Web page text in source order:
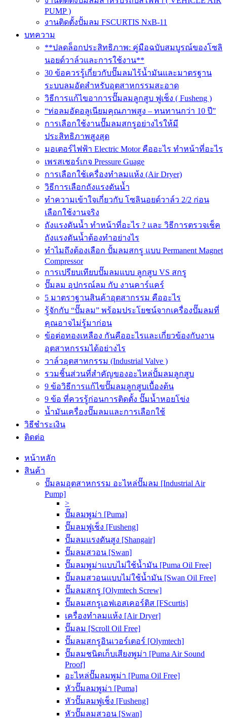
PUMP )
งานติดตั้งปั้มลม FSCURTIS NxB-11
บทความ
**ปลดล็อกประสิทธิภาพ: คู่มือฉบับสมบูรณ์ของโซลิ
นอยด์วาล์วและการใช้งาน**
30 ข้อควรรู้เกี่ยวกับปั๊มลมไร้น้ำมันและมาตรฐาน
ระบบลมอัดสำหรับอุตสาหกรรมสะอาด
วิธีการแก้ไขอาการปั๊มลมลูกสูบ ฟูเช็ง ( Fusheng )
“ท่อลมอัดอลูเนียมคุณภาพสูง – ทนทานกว่า 10 ปี”
การเลือกใช้งานปั๊มลมสกรูอย่างไรให้มี
ประสิทธิภาพสูงสุด
มอเตอร์ไฟฟ้า Electric Motor คืออะไร ทำหน้าที่อะไร
เพรสเชอร์เกจ Pressure Guage
การเลือกใช้เครื่องทำลมแห้ง (Air Dryer)
วิธีการเลือกถังแรงดันน้ำ
ทำความเข้าใจเกี่ยวกับ โซลินอยด์วาล์ว 2/2 ก่อน
เลือกใช้งานจริง
ถังแรงดันน้ำ ทำหน้าที่อะไร ? และ วิธีการตรวจเช็ค
ถังแรงดันน้ำต้องทำอย่างไร
ทำไมถึงต้องเลือก ปั้มลมสกรู แบบ Permanent Magnet
Compressor
การเปรียบเทียบปั๊มลมแบบ ลูกสูบ VS สกรู
ปั๊มลม อุปกรณ์ลม กับ งานคาร์แคร์
5 มาตราฐานสินค้าอุตสากรรม คืออะไร
รู้จักกับ “ปั๊มลม” พร้อมประโยชน์จากเครื่องปั๊มลมที่
คุณอาจไม่รู้มาก่อน
ข้อต่อทองเหลือง กันคืออะไรและเกี่ยวข้องกับงาน
อุตสาหกรรมได้อย่างไร
วาล์วอุตสาหกรรม (Industrial Valve )
รวมชิ้นส่วนที่สำคัญของอะไหล่ปั้มลมลูกสูบ
9 ข้อวิธีการแก้ไขปั๊มลมลูกสูบเบื้องต้น
9 ข้อ ที่ควรรู้ก่อนการติดตั้ง ปั๊มน้ำหอยโข่ง
น้ำมันเครื่องปั๊มลมและการเลือกใช้
วิธีชำระเงิน
ติดต่อ
หน้าหลัก
สินค้า
ปั๊มลมอุตสาหกรรม อะไหล่ปั๊มลม [Industrial Air
Pump]
>
ปั๊มลมพูม่า [Puma]
ปั๊มลมฟูเช็ง [Fusheng]
ปั๊มลมแรงดันสูง [Shangair]
ปั๊มลมสวอน [Swan]
ปั๊มลมพูม่าแบบไม่ใช้น้ำมัน [Puma Oil Free]
ปั๊มลมสวอนแบบไม่ใช้น้ำมัน [Swan Oil Free]
ปั๊มลมสกรู [Olymtech Screw]
ปั๊มลมสกรูเอฟเอสเคอร์ติส [FScurtis]
เครื่องทำลมแห้ง [Air Dryer]
ปั๊มลม [Scroll Oil Free]
ปั๊มลมสกรูอินเวอร์เตอร์ [Olymtech]
ปั๊มลมชนิดเก็บเสียงพูม่า [Puma Air Sound
Proof]
อะไหล่ปั๊มลมพูม่า [Puma Oil Free]
หัวปั๊มลมพูม่า [Puma]
หัวปั๊มลมฟูเช็ง [Fusheng]
หัวปั๊มลมสวอน [Swan]